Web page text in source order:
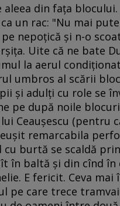
aleea din faţa
un rac: "Nu mai
nepoţică şi n-o
Uite că ne bate
la aerul
umbros al scării
şi adulţi cu role se
pe după noile
Ceauşescu
remarcabila
cu burtă se scaldă
în baltă şi din cînd
E fericit. Ceva
pe care trece